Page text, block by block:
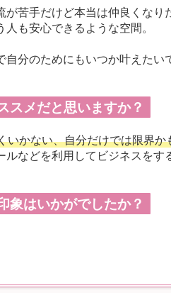
が苦手だけど本当は仲良くなり
も安心できるような空間。
分のためにもいつか叶えたい
スメだと思いますか？
いかない、自分だけでは限界か
などを利用してビジネスをす
象はいかがでしたか？